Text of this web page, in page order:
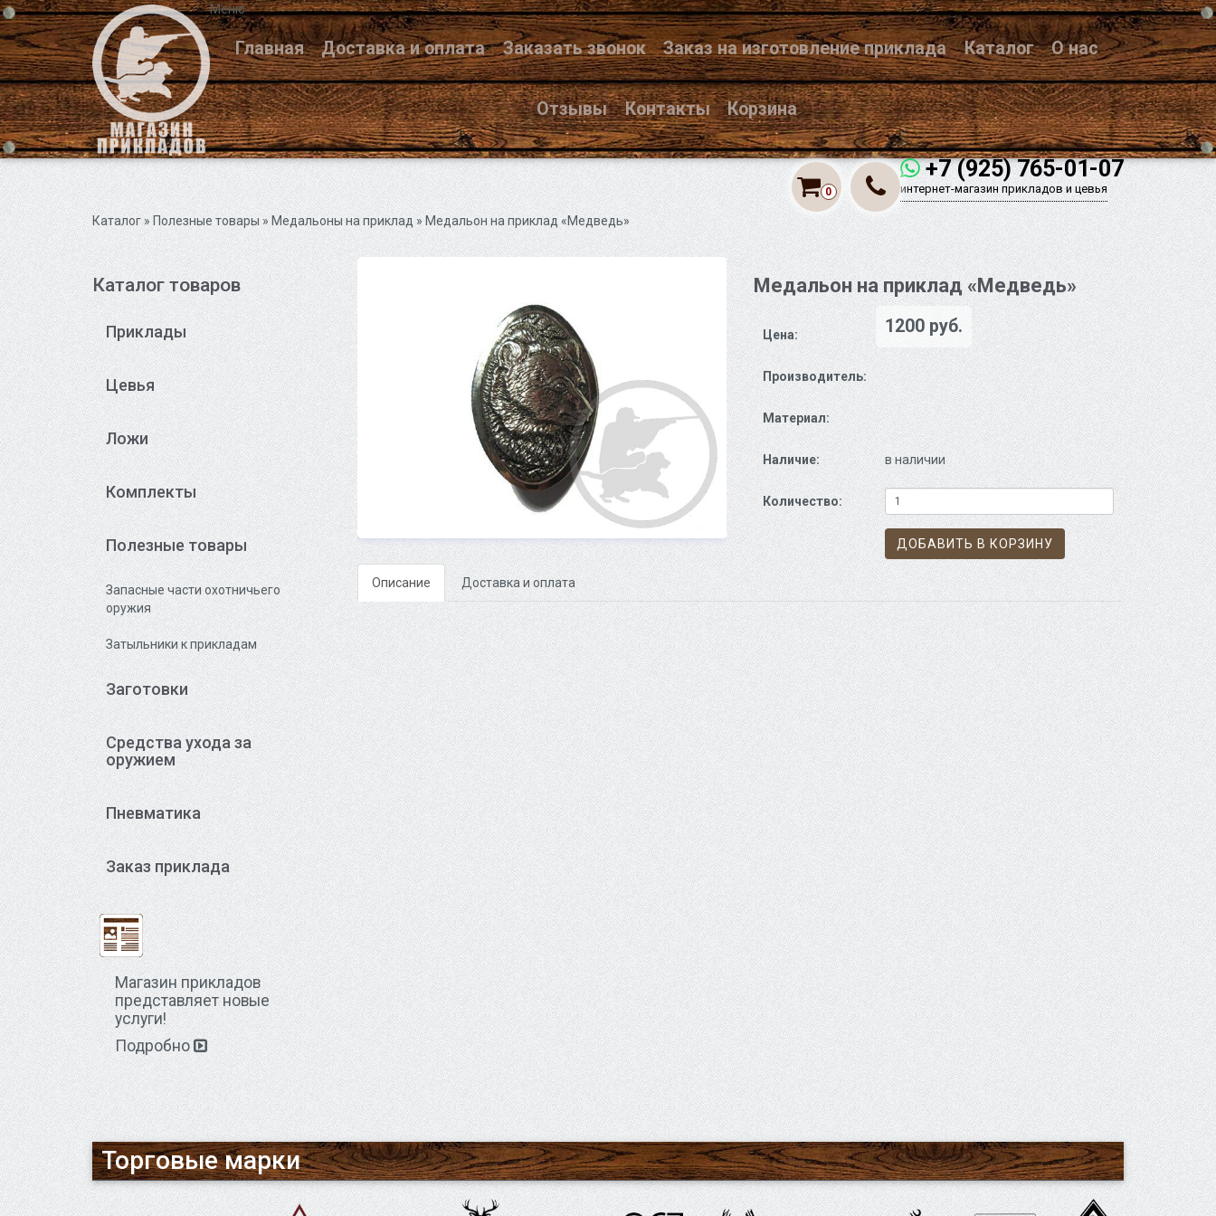
Меню
Главная Доставка и оплата Заказать звонок Заказ на изготовление приклада Каталог О нас
Отзывы Контакты Корзина
+7 (925) 765-01-07
интернет-магазин прикладов и цевья
0
Каталог» Полезные товары » Медальоны на приклад» Медальон на приклад «Медведь»
Каталог товаров
Приклады
Цевья
Ложи
Комплекты
Полезные товары
Запасные части охотничьего
оружия
Затыльники к прикладам
Заготовки
Средства ухода за
оружием
Пневматика
Заказ приклада
Магазин прикладов
представляет новые
услуги!
Подробно
Медальон на приклад «Медведь»
Цена: 1200 руб.
Производитель:
Материал:
Наличие: в наличии
Количество:
ДОБАВИТЬ В КОРЗИНУ
Описание Доставка и оплата
Торговые марки